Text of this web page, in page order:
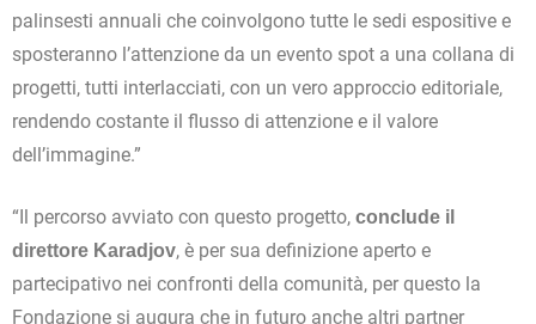
palinsesti annuali che coinvolgono tutte le sedi espositive e
sposteranno l’attenzione da un evento spot a una collana di
progetti, tutti interlacciati, con un vero approccio editoriale,
rendendo costante il flusso di attenzione e il valore
dell’immagine.”
“Il percorso avviato con questo progetto, conclude il
direttore Karadjov, è per sua definizione aperto e
partecipativo nei confronti della comunità, per questo la
Fondazione si augura che in futuro anche altri partner